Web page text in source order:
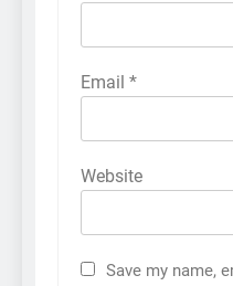
Email *
Website
Save my name,